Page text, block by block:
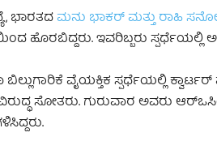
ಭಾರತದಮನು ಭಾಕರ್ ಮತ್ತು ರಾಹಿ
ಹೊರಬಿದ್ದರು. ಇವರಿಬ್ಬರು
ವೈಯಕ್ತಿಕ ಸ್ಪರ್ಧೆಯಲ್ಲಿ
ಸೋತರು. ಗುರುವಾರ ಅವರು